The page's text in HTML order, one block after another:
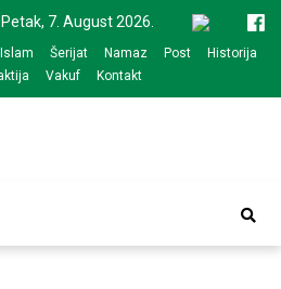
7. August 2026.
Islam Šerijat Namaz Post
Historija
Vakuf Kontakt
Bijeljina